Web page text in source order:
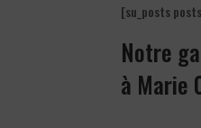
[su_posts
Notre
à Marie